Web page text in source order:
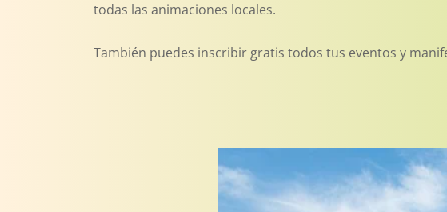
todas las animaciones locales.
También puedes inscribir gratis todos tus eventos y